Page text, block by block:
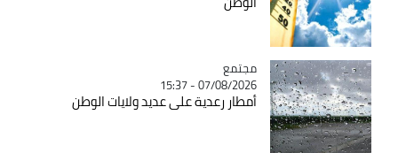
Catégorie
مجتمع
07/08/2026 - 15:37
أمطار رعدية على عديد ولايات الوطن